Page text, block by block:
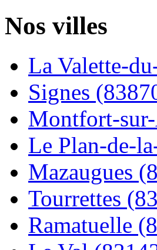
Nos villes
La Valette-
Signes
Montfort-
Le Plan-de-
Mazaugues
Tourrettes
Ramatuelle